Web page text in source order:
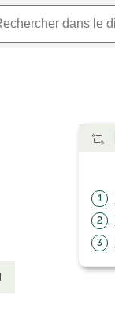
1
2
3